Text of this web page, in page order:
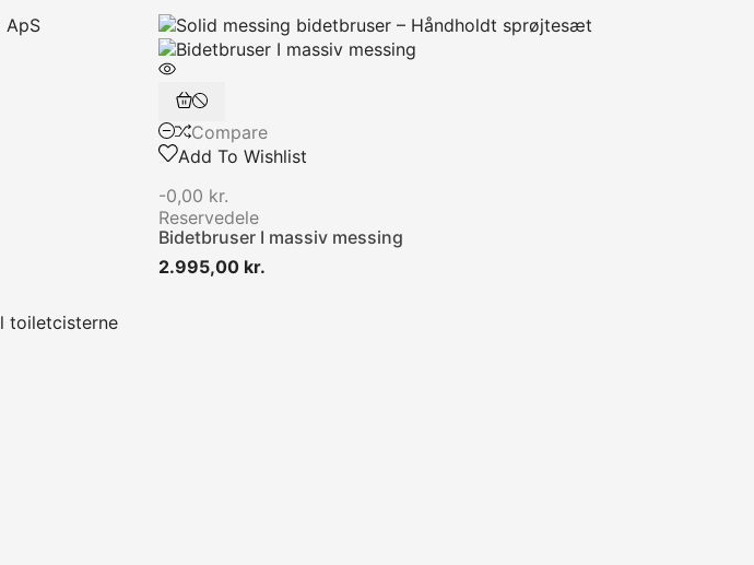
Compare
Add To Wishlist
-0,00 kr.
Reservedele
Bidetbruser I massiv messing
2.995,00 kr.